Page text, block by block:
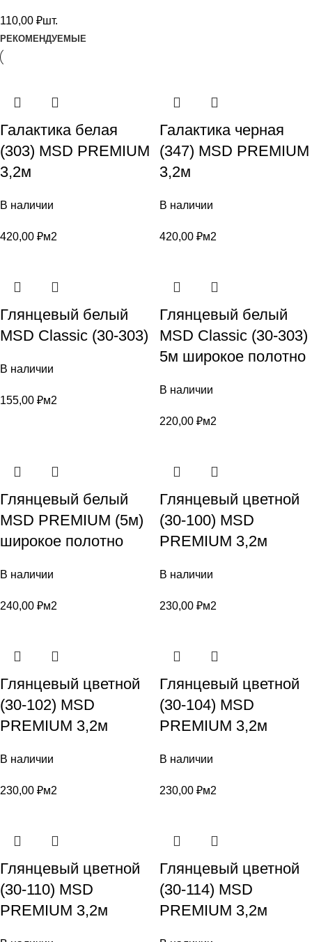
110,00 ₽шт.
РЕКОМЕНДУЕМЫЕ
Галактика белая
(303) MSD PREMIUM
3,2м
В наличии
420,00 ₽м2
Галактика черная
(347) MSD PREMIUM
3,2м
В наличии
420,00 ₽м2
Глянцевый белый
MSD Classic (30-303)
В наличии
155,00 ₽м2
Глянцевый белый
MSD Classic (30-303)
5м широкое полотно
В наличии
220,00 ₽м2
Глянцевый белый
MSD PREMIUM (5м)
широкое полотно
В наличии
240,00 ₽м2
Глянцевый цветной
(30-100) MSD
PREMIUM 3,2м
В наличии
230,00 ₽м2
Глянцевый цветной
(30-102) MSD
PREMIUM 3,2м
В наличии
230,00 ₽м2
Глянцевый цветной
(30-104) MSD
PREMIUM 3,2м
В наличии
230,00 ₽м2
Глянцевый цветной
(30-110) MSD
PREMIUM 3,2м
Глянцевый цветной
(30-114) MSD
PREMIUM 3,2м